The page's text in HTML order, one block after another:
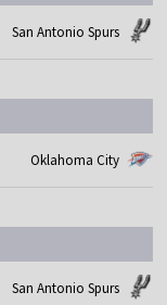
San Antonio Spurs
Oklahoma City
San Antonio Spurs